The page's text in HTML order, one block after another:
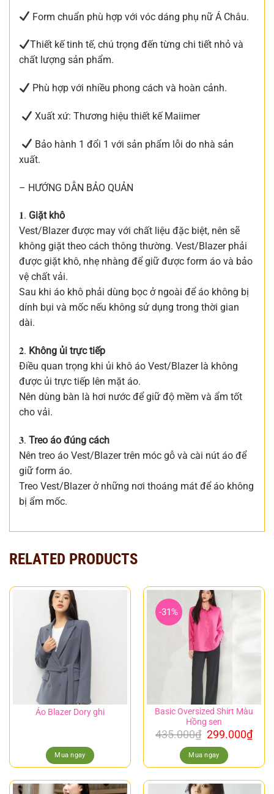
Form chuẩn phù hợp với vóc dáng phụ nữ Á Châu.
Thiết kế tinh tế, chú trọng đến từng chi tiết nhỏ và
chất lượng sản phẩm.
Phù hợp với nhiều phong cách và hoàn cảnh.
Xuất xứ: Thương hiệu thiết kế Maiimer
Bảo hành 1 đổi 1 với sản phẩm lỗi do nhà sản
xuất.
– HƯỚNG DẪN BẢO QUẢN
𝟏. Giặt khô
Vest/Blazer được may với chất liệu đặc biệt, nên sẽ
không giặt theo cách thông thường. Vest/Blazer phải
được giặt khô, nhẹ nhàng để giữ được form áo và bảo
vệ chất vải.
Sau khi áo khô phải dùng bọc ở ngoài để áo không bị
dính bụi và mốc nếu không sử dụng trong thời gian
dài.
𝟐. Không ủi trực tiếp
Điều quan trọng khi ủi khô áo Vest/Blazer là không
được ủi trực tiếp lên mặt áo.
Nên dùng bàn là hơi nước để giữ độ mềm và ẩm tốt
cho vải.
𝟑. Treo áo đúng cách
Nên treo áo Vest/Blazer trên móc gỗ và cài nút áo để
giữ form áo.
Treo Vest/Blazer ở những nơi thoáng mát để áo không
bị ẩm mốc.
RELATED PRODUCTS
Áo Blazer Dory ghi
Mua ngay
-31%
Basic Oversized Shirt Màu
Hồng sen
435.000₫ 299.000₫
Mua ngay